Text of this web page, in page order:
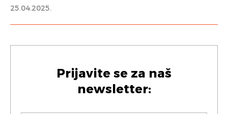
25.04.2025.
Prijavite se za naš
newsletter: